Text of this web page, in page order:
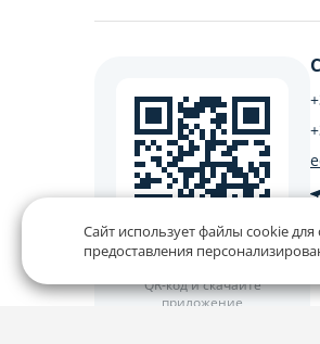
QR-код и скачайте
приложение
Сайт использует файлы cookie
предоставления